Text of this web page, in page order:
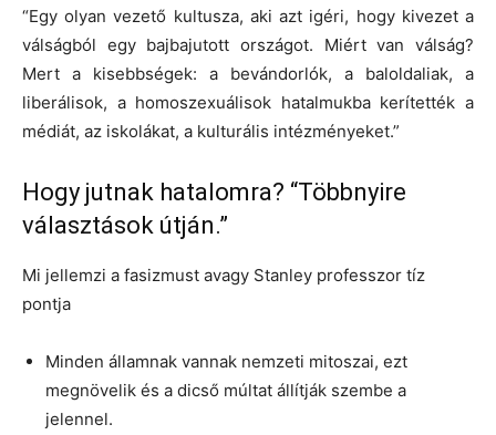
“Egy olyan vezető kultusza, aki azt igéri, hogy kivezet a
válságból egy bajbajutott országot. Miért van válság?
Mert a kisebbségek: a bevándorlók, a baloldaliak, a
liberálisok, a homoszexuálisok hatalmukba kerítették a
médiát, az iskolákat, a kulturális intézményeket.”
Hogy jutnak hatalomra? “Többnyire
választások útján.”
Mi jellemzi a fasizmust avagy Stanley professzor tíz
pontja
Minden államnak vannak nemzeti mitoszai, ezt
megnövelik és a dicső múltat állítják szembe a
jelennel.